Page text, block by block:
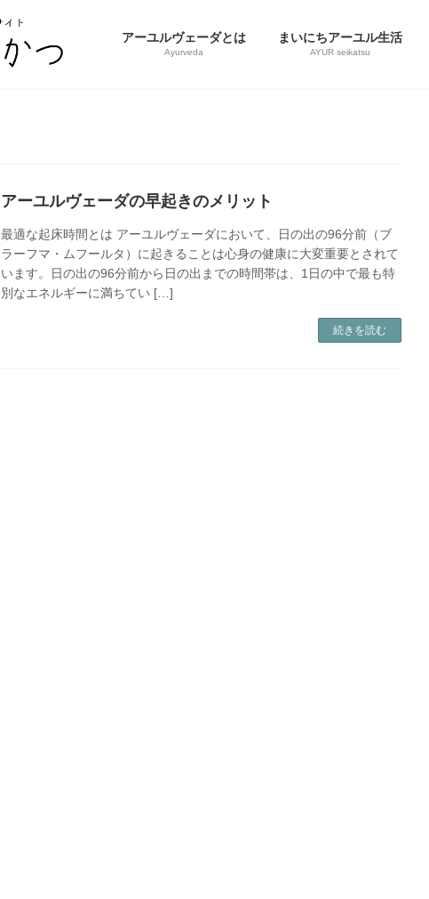
アーユルヴェーダとは
Ayurveda
まいにちアーユル生活
AYUR seikatsu
アーユルヴェーダの早起きのメリット
最適な起床時間とは アーユルヴェーダにおいて、日の出の96分前（ブ
ラーフマ・ムフールタ）に起きることは心身の健康に大変重要とされて
います。日の出の96分前から日の出までの時間帯は、1日の中で最も特
別なエネルギーに満ちてい […]
続きを読む